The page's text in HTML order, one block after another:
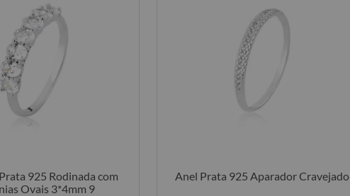
925 Rodinada com
Ovais 3*4mm 9
Anel Prata 925 Aparador Cravejado